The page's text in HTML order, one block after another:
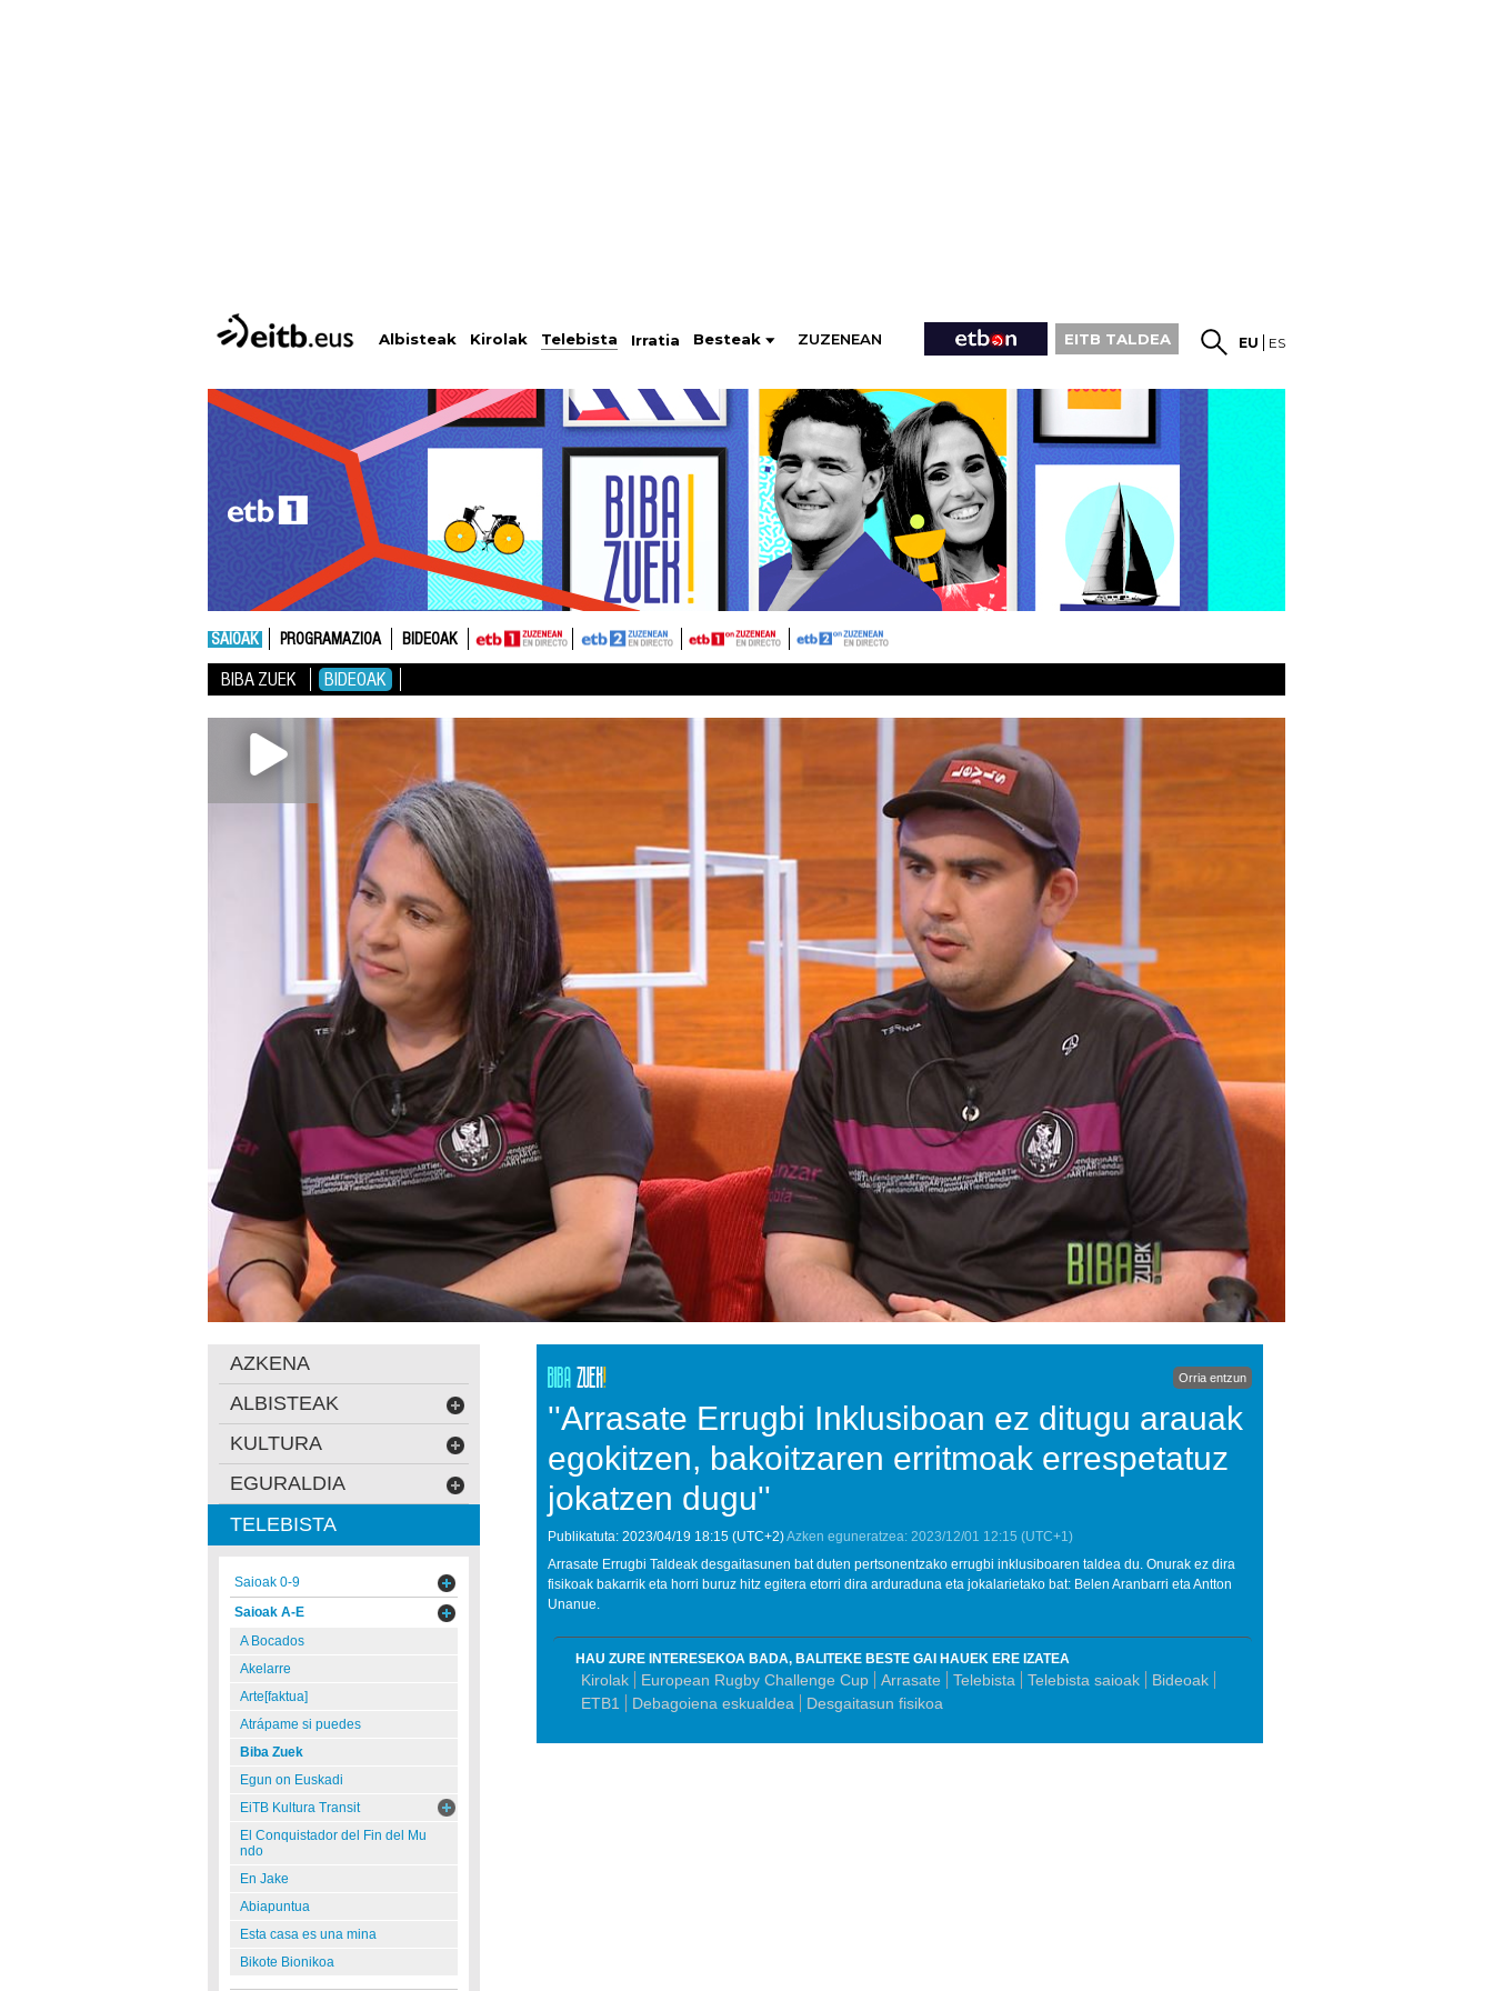
Albisteak Kirolak Telebista Irratia Besteak ZUZENEAN EITB TALDEA EU ES
SAIOAK PROGRAMAZIOA BIDEOAK
BIBA ZUEK BIDEOAK
Orria entzun
''Arrasate Errugbi Inklusiboan ez ditugu arauak
egokitzen, bakoitzaren erritmoak errespetatuz
jokatzen dugu''
Publikatuta: 2023/04/19 18:15 (UTC+2)Azken eguneratzea: 2023/12/01 12:15 (UTC+1)
Arrasate Errugbi Taldeak desgaitasunen bat duten pertsonentzako errugbi inklusiboaren taldea du. Onurak ez dira
fisikoak bakarrik eta horri buruz hitz egitera etorri dira arduraduna eta jokalarietako bat: Belen Aranbarri eta Antton
Unanue.
HAU ZURE INTERESEKOA BADA, BALITEKE BESTE GAI HAUEK ERE IZATEA
Kirolak European Rugby Challenge Cup Arrasate Telebista Telebista saioak
Bideoak
ETB1
Debagoiena eskualdea Desgaitasun fisikoa
AZKENA
ALBISTEAK
KULTURA
EGURALDIA
TELEBISTA
Saioak 0-9
Saioak A-E
A Bocados
Akelarre
Arte[faktua]
Atrápame si puedes
Biba Zuek
Egun on Euskadi
EiTB Kultura Transit
El Conquistador del Fin del Mu
ndo
En Jake
Abiapuntua
Esta casa es una mina
Bikote Bionikoa